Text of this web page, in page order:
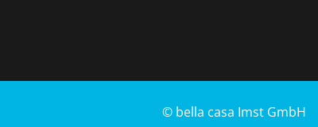
© bella casa Imst GmbH